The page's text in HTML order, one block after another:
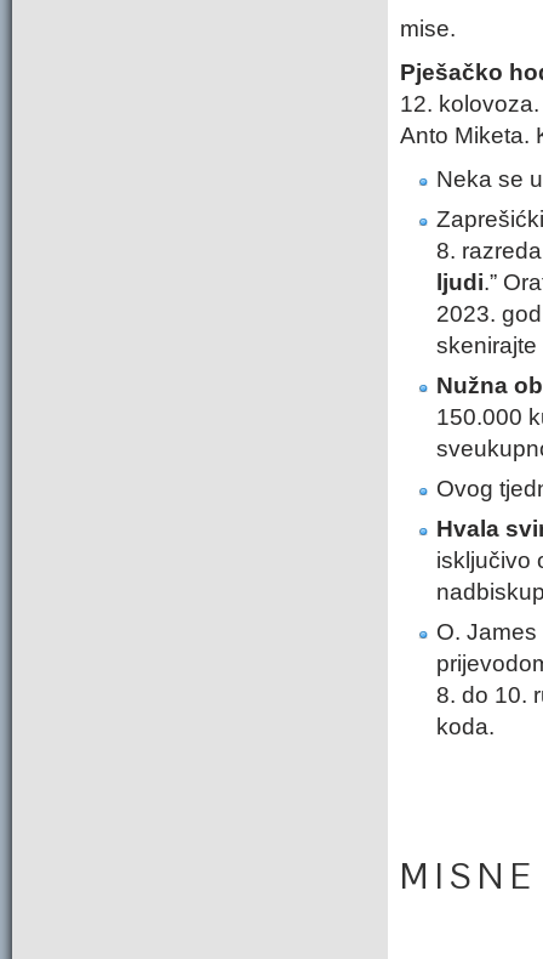
mise.
Pješačko
12.
Anto Miketa.
Neka se
8.
ljudi.”
2023.
Nužna
150.000
Ovog
Hvala
isključivo
O.
8. do 10.
koda.
M I S N